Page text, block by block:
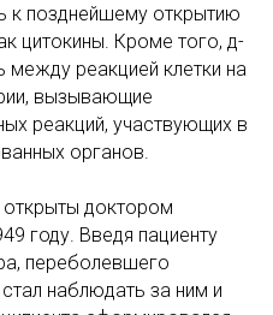
к позднейшему открытию
цитокины. Кроме того, д-
между реакцией клетки на
вызывающие
реакций, участвующих в
органов.
доктором
году. Введя пациенту
переболевшего
наблюдать за ним и